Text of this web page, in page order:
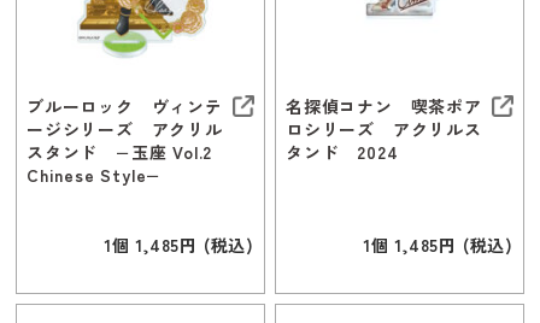
ブルーロック ヴィンテ
ージシリーズ アクリル
スタンド −玉座 Vol.2
Chinese Style−
1個 1,485円 (税込)
名探偵コナン 喫茶ポア
ロシリーズ アクリルス
タンド 2024
1個 1,485円 (税込)